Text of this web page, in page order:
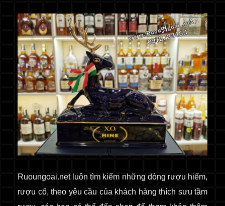
Ruoungoai.net luôn tìm kiếm những dòng rượu hiếm,
rượu cổ, theo yêu cầu của khách hàng thích sưu tầm